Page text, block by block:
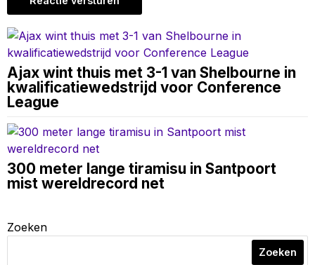
Ajax wint thuis met 3-1 van Shelbourne in
kwalificatiewedstrijd voor Conference
League
300 meter lange tiramisu in Santpoort
mist wereldrecord net
Zoeken
Zoeken